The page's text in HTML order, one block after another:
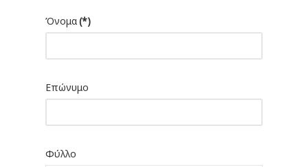
Όνομα(*)
Επώνυμο
Φύλλο